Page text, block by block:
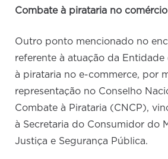
Combate à pirataria no
Outro ponto mencionado no
referente à atuação da Entidade
à pirataria no e-commerce, por
representação no Conselho
Combate à Pirataria (CNCP),
à Secretaria do Consumidor do
Justiça e Segurança Pública.